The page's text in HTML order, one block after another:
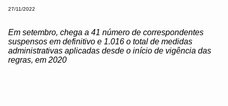
27/11/2022
Em setembro, chega a 41 número de correspondentes
suspensos em definitivo e 1.016 o total de medidas
administrativas aplicadas desde o início de vigência das
regras, em 2020